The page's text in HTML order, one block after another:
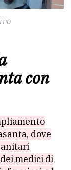
con
dove
medici di